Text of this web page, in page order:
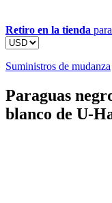
Retiro en la tienda
Suministros de mudanza
Paraguas
blanco de U-